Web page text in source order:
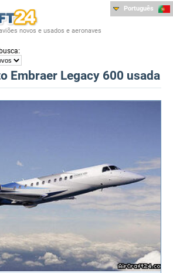
novos e usados e aeronaves
Português
:
Embraer Legacy 600 usada